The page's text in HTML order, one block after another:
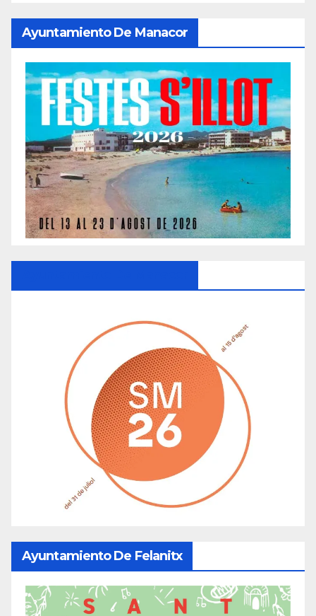
Ayuntamiento De Manacor
Ayuntamiento De Felanitx